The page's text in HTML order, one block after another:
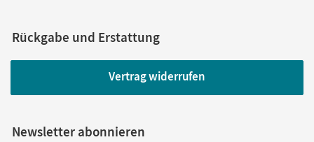
Rückgabe und Erstattung
Vertrag widerrufen
Newsletter abonnieren